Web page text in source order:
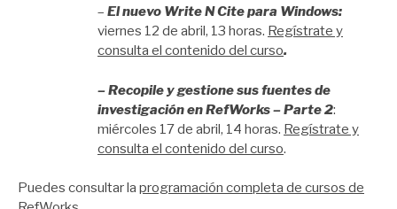
– El nuevo Write N Cite para Windows:
viernes 12 de abril, 13 horas. Regístrate y
consulta el contenido del curso.
– Recopile y gestione sus fuentes de
investigación en RefWorks – Parte 2:
miércoles 17 de abril, 14 horas. Regístrate y
consulta el contenido del curso.
Puedes consultar la programación completa de cursos de